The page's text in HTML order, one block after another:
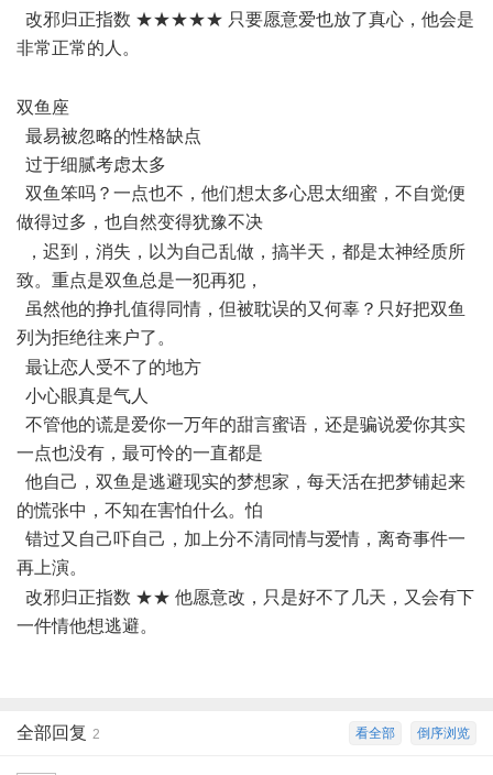
改邪归正指数 ★★★★★ 只要愿意爱也放了真心，他会是
非常正常的人。
双鱼座
最易被忽略的性格缺点
过于细腻考虑太多
双鱼笨吗？一点也不，他们想太多心思太细蜜，不自觉便
做得过多，也自然变得犹豫不决
，迟到，消失，以为自己乱做，搞半天，都是太神经质所
致。重点是双鱼总是一犯再犯，
虽然他的挣扎值得同情，但被耽误的又何辜？只好把双鱼
列为拒绝往来户了。
最让恋人受不了的地方
小心眼真是气人
不管他的谎是爱你一万年的甜言蜜语，还是骗说爱你其实
一点也没有，最可怜的一直都是
他自己，双鱼是逃避现实的梦想家，每天活在把梦铺起来
的慌张中，不知在害怕什么。怕
错过又自己吓自己，加上分不清同情与爱情，离奇事件一
再上演。
改邪归正指数 ★★ 他愿意改，只是好不了几天，又会有下
一件情他想逃避。
倒序浏览
看全部
全部回复 2